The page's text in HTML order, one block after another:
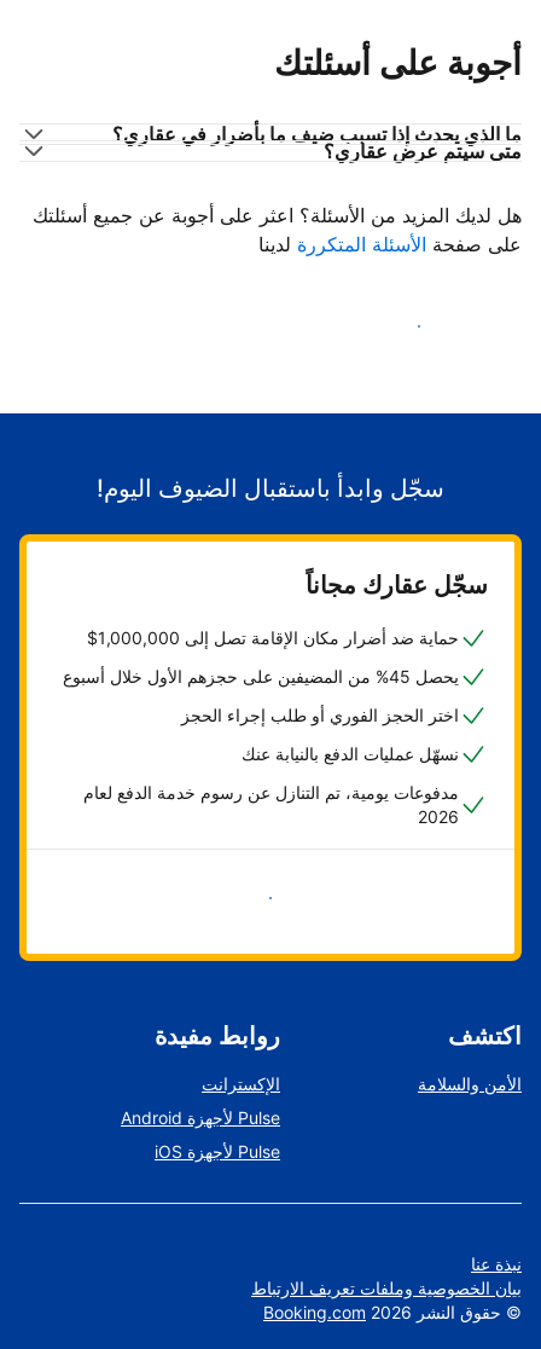
أجوبة على أسئلتك
ما الذي يحدث إذا تسبب ضيف ما بأضرار في عقاري؟
متى سيتم عرض عقاري؟
هل لديك المزيد من الأسئلة؟ اعثر على أجوبة عن جميع أسئلتك
على صفحة الأسئلة المتكررة لدينا
ابدأ باستقبال الضيوف
سجّل وابدأ باستقبال الضيوف اليوم!
سجّل عقارك مجاناً
حماية ضد أضرار مكان الإقامة تصل إلى 1,000,000$
يحصل 45% من المضيفين على حجزهم الأول خلال أسبوع
اختر الحجز الفوري أو طلب إجراء الحجز
نسهّل عمليات الدفع بالنيابة عنك
مدفوعات يومية، تم التنازل عن رسوم خدمة الدفع لعام
2026
ابدأ الآن
اكتشف
الأمن والسلامة
روابط مفيدة
الإكسترانت
Pulse لأجهزة Android
Pulse لأجهزة iOS
نبذة عنا
بيان الخصوصية وملفات تعريف الارتباط
© حقوق النشر Booking.com 2026